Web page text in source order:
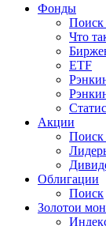
Фонды
Что
ETF
Акции
Поиск
Облигации
Поиск
Золотои